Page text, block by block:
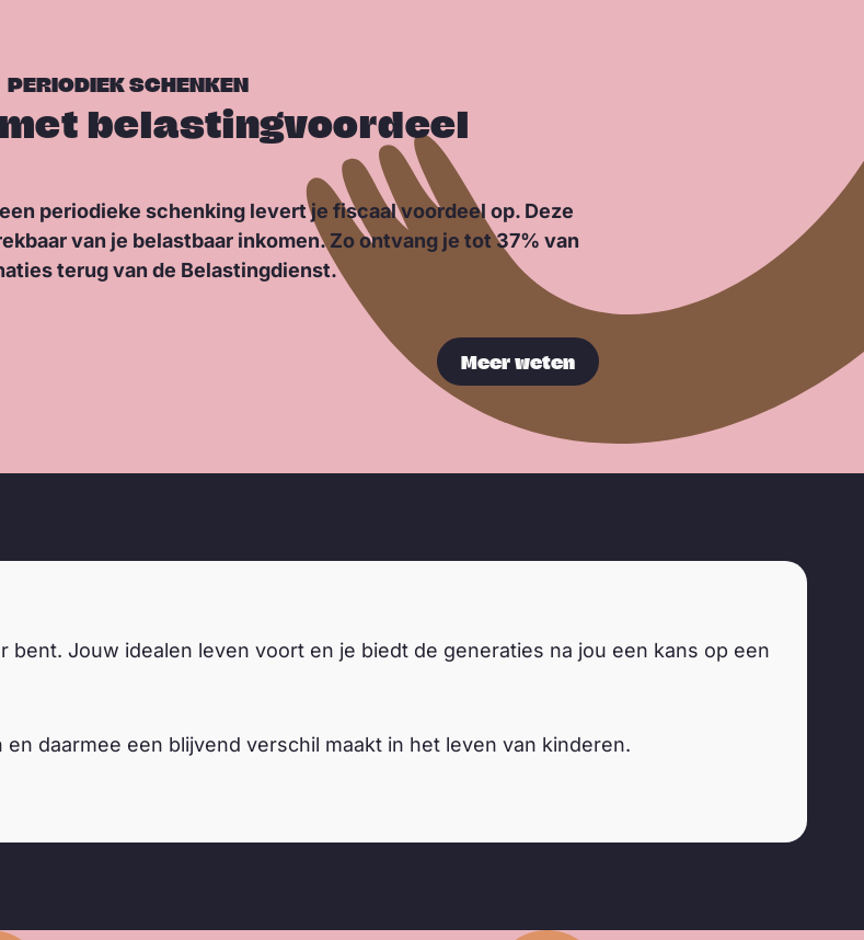
PERIODIEK SCHENKEN
belastingvoordeel
periodieke schenking levert je fiscaal voordeel op. Deze
van je belastbaar inkomen. Zo ontvang je tot 37% van
terug van de Belastingdienst.
Meer weten
Jouw idealen leven voort en je biedt de generaties na jou een kans op een
daarmee een blijvend verschil maakt in het leven van kinderen.